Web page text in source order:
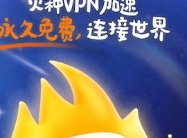
支持[0] 反对[0]
支持[0] 反对